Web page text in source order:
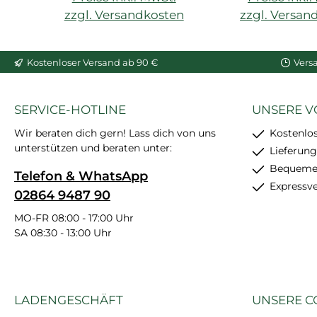
zzgl. Versandkosten
zzgl.
Kostenloser Versand ab 90 €
SERVICE-HOTLINE
Wir beraten dich gern! Lass dich von uns
unterstützen und beraten unter:
Telefon & WhatsApp
02864 9487 90
MO-FR 08:00 - 17:00 Uhr
SA 08:30 - 13:00 Uhr
UNSERE
LADENGESCHÄFT UNSERE